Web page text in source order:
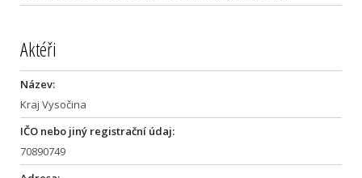
Aktéři
Název:
Kraj Vysočina
IČO nebo jiný registrační údaj:
70890749